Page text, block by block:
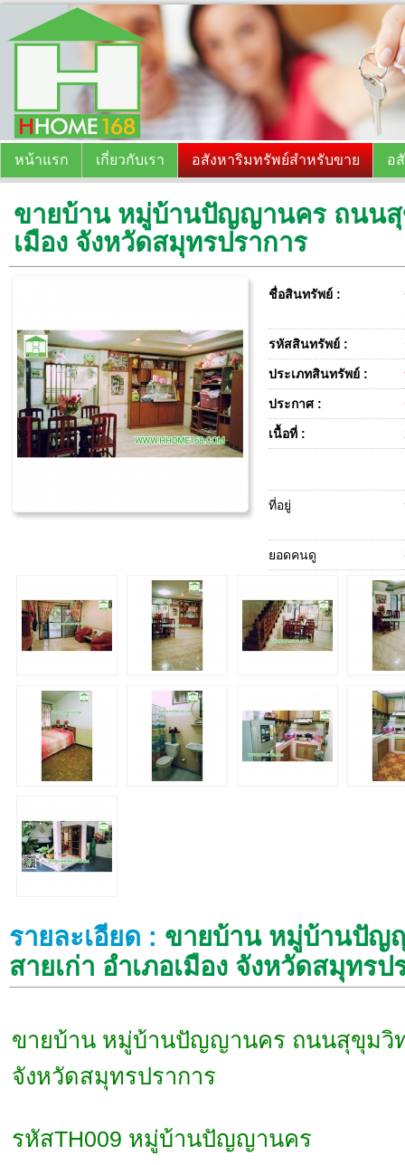
หน้าแรก เกี่ยวกับเรา อสังหาริมทรัพย์สำหรับขาย อ
ขายบ้าน หมู่บ้านปัญญานคร ถนนสุ
เมือง จังหวัดสมุทรปราการ
ชื่อสินทรัพย์ :
รหัสสินทรัพย์ :
ประเภทสินทรัพย์ :
ประกาศ :
เนื้อที่ :
ที่อยู่
ยอดคนดู
รายละเอียด : ขายบ้าน หมู่บ้านปัญ
สายเก่า อำเภอเมือง จังหวัดสมุทรป
ขายบ้าน หมู่บ้านปัญญานคร ถนนสุขุมวิท-
จังหวัดสมุทรปราการ
รหัสTH009 หมู่บ้านปัญญานคร